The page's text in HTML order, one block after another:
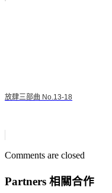
放肆三部曲 No.13-18
Comments are closed
Partners 相關合作